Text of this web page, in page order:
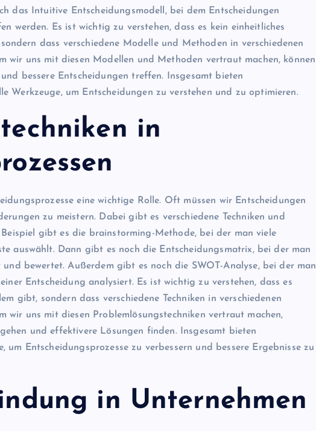
das Intuitive Entscheidungsmodell, bei dem Entscheidungen
Es ist wichtig zu verstehen, dass es kein einheitliches
dass verschiedene Modelle und Methoden in verschiedenen
wir uns mit diesen Modellen und Methoden vertraut machen, können
bessere Entscheidungen treffen. Insgesamt bieten
Werkzeuge, um Entscheidungen zu verstehen und zu optimieren.
in
eine wichtige Rolle. Oft müssen wir Entscheidungen
zu meistern. Dabei gibt es verschiedene Techniken und
gibt es die brainstorming-Methode, bei der man viele
auswählt. Dann gibt es noch die Entscheidungsmatrix, bei der man
bewertet. Außerdem gibt es noch die SWOT-Analyse, bei der man
Entscheidung analysiert. Es ist wichtig zu verstehen, dass es
gibt, sondern dass verschiedene Techniken in verschiedenen
wir uns mit diesen Problemlösungstechniken vertraut machen,
und effektivere Lösungen finden. Insgesamt bieten
um Entscheidungsprozesse zu verbessern und bessere Ergebnisse zu
in Unternehmen